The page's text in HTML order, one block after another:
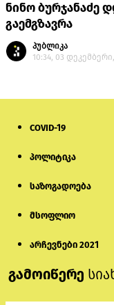
ნინო ბურჯანაძე
გაემგზავრა
პუბლიკა
10:34, 03
COVID-19
პოლიტიკა
საზოგადოება
მსოფლიო
არჩევნები 2021
გამოიწერე